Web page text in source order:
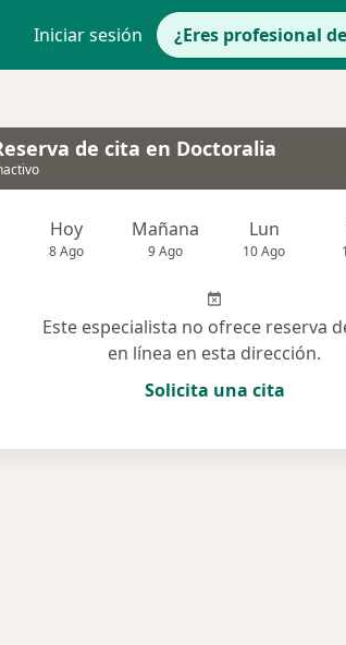
Iniciar sesión ¿Eres profesional
Dudas solucionadas (10)
de cita en Doctoralia
Hoy
8 Ago
Mañana
9 Ago
Lun
10 Ago
Este especialista no ofrece reserva
en línea en esta dirección.
Solicita una cita